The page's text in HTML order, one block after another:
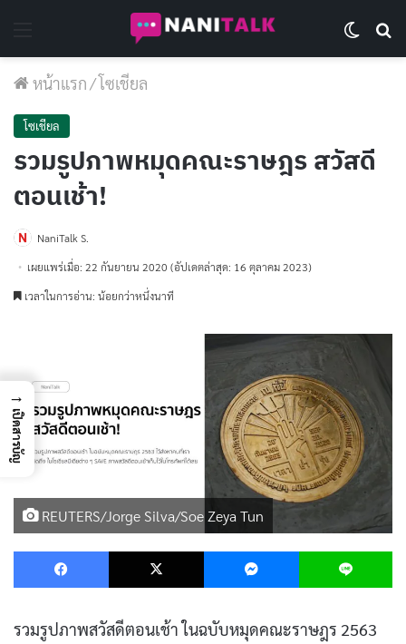
หน้าแรก/โซเชียล
โซเชียล
รวมรูปภาพหมุดคณะราษฎร สวัสดี
ตอนเช้า!
NaniTalk S.
เผยแพร่เมื่อ: 22 กันยายน 2020 (อัปเดตล่าสุด: 16 ตุลาคม 2023)
เวลาในการอ่าน: น้อยกว่าหนึ่งนาที
REUTERS/Jorge Silva/Soe Zeya Tun
Facebook X Messenger
รวมรูปภาพสวัสดีตอนเช้า ในฉบับหมุดคณะราษฎร 2563
→
เปิดสารบัญ